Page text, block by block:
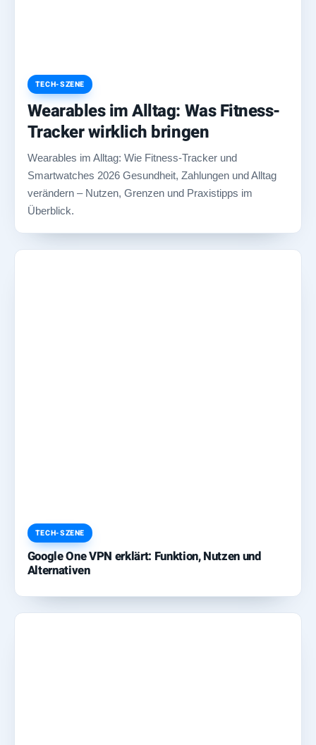
TECH-SZENE
Wearables im Alltag: Was Fitness-
Tracker wirklich bringen
Wearables im Alltag: Wie Fitness-Tracker und
Smartwatches 2026 Gesundheit, Zahlungen und Alltag
verändern – Nutzen, Grenzen und Praxistipps im
Überblick.
TECH-SZENE
Google One VPN erklärt: Funktion, Nutzen und
Alternativen